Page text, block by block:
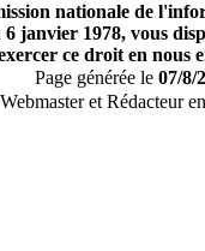
nationale de
janvier 1978, vous
ce droit en
Page générée le 07/8/
et Rédacteur